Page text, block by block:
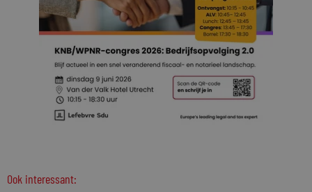
Ook interessant: